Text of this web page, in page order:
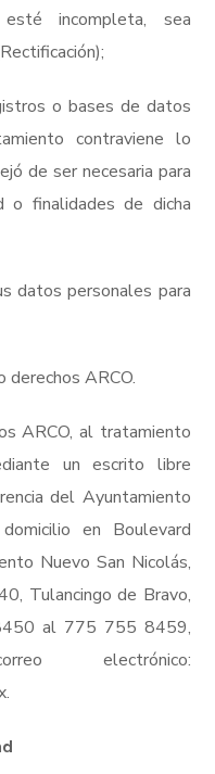
esté incompleta, sea
o bases de datos
contraviene lo
de ser necesaria para
o finalidades de dicha
datos personales para
derechos ARCO.
ARCO, al tratamiento
un escrito libre
del Ayuntamiento
en Boulevard
Nuevo San Nicolás,
Tulancingo de Bravo,
al 775 755 8459,
electrónico: